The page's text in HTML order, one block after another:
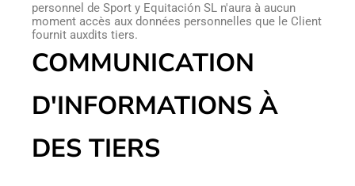
personnel de Sport y Equitación SL n'aura à aucun
moment accès aux données personnelles que le Client
fournit auxdits tiers.
COMMUNICATION
D'INFORMATIONS À
DES TIERS